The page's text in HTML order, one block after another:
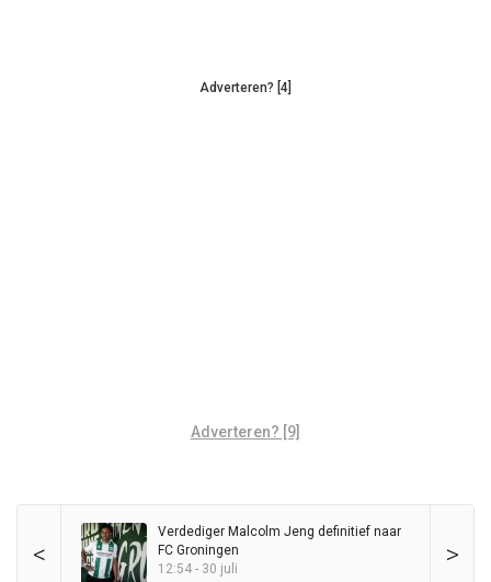
Adverteren? [4]
Adverteren? [9]
< >
Verdediger Malcolm Jeng definitief naar
FC Groningen
12:54 - 30 juli